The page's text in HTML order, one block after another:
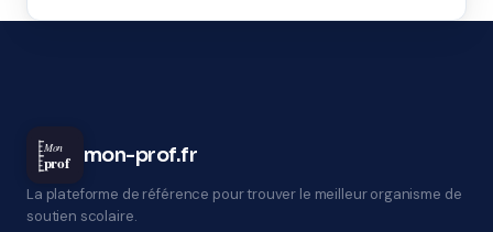
Mon
prof mon-prof.fr
La plateforme de référence pour trouver le meilleur organisme de
soutien scolaire.